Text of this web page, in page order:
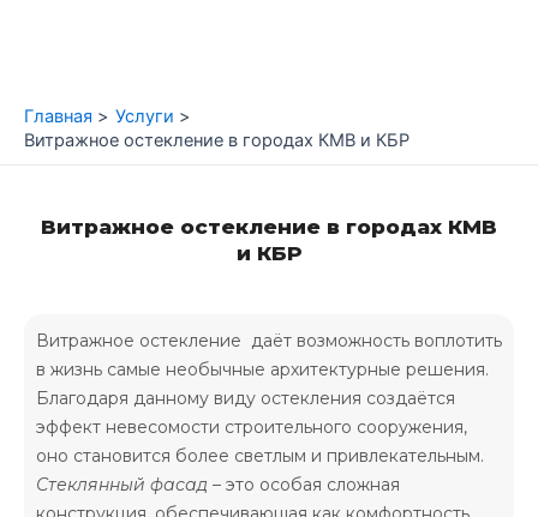
Главная
Услуги
Витражное остекление в городах КМВ и КБР
Витражное остекление в городах КМВ
и КБР
Витражное остекление даёт возможность воплотить
в жизнь самые необычные архитектурные решения.
Благодаря данному виду остекления создаётся
эффект невесомости строительного сооружения,
оно становится более светлым и привлекательным.
Стеклянный фасад – это особая сложная